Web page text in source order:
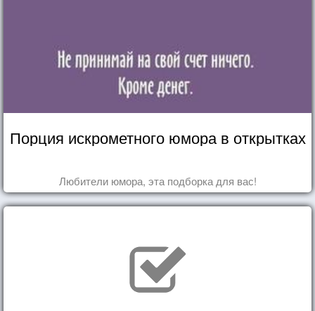
Порция искрометного юмора в открытках
Любители юмора, эта подборка для вас!